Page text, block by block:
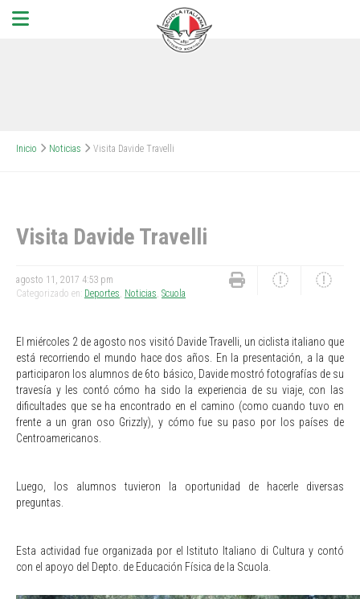
Inicio Noticias Visita Davide Travelli
Visita Davide Travelli
agosto 11, 2017 4:53 pm
Categorizado en: Deportes Noticias Scuola
El miércoles 2 de agosto nos visitó Davide Travelli, un ciclista italiano que
está recorriendo el mundo hace dos años. En la presentación, a la que
participaron los alumnos de 6to básico, Davide mostró fotografías de su
travesía y les contó cómo ha sido la experiencia de su viaje, con las
dificultades que se ha encontrado en el camino (como cuando tuvo en
frente a un gran oso Grizzly), y cómo fue su paso por los países de
Centroamericanos.
Luego, los alumnos tuvieron la oportunidad de hacerle diversas
preguntas.
Esta actividad fue organizada por el Istituto Italiano di Cultura y contó
con el apoyo del Depto. de Educación Física de la Scuola.